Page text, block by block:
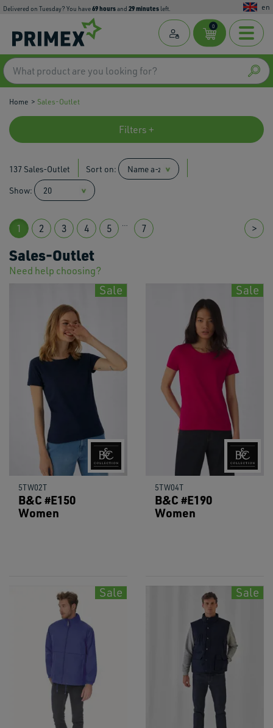
Delivered on Tuesday? You have69hoursand 29minutes left. en
0
Home Sales-Outlet
Filters +
137 Sales-Outlet Sort on:
Show:
1 2 3 4 5 … 7 >
Sales-Outlet
Need help choosing?
Sale
5TW02T
B&C #E150
Women
Sale
5TW04T
B&C #E190
Women
Sale Sale